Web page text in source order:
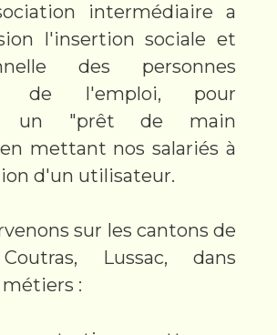
intermédiaire a
l'insertion sociale et
des personnes
de l'emploi, pour
un "prêt de main
mettant nos salariés à
d'un utilisateur.
sur les cantons de
Lussac, dans
: